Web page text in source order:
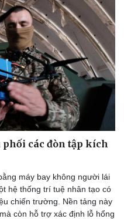
Ô tô - Xe máy
Ô tô
Xe máy
Tư vấn
các đòn tập kích
máy bay không người lái
hệ thống trí tuệ nhân tạo có
chiến trường. Nền tảng này
còn hỗ trợ xác định lỗ hổng